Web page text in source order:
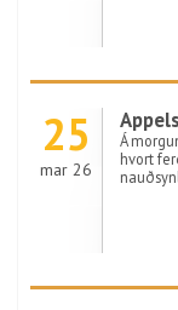
25
mar 26
Á
hvort